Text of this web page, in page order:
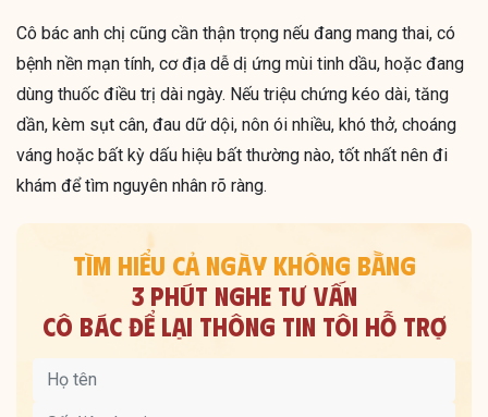
Cô bác anh chị cũng cần thận trọng nếu đang mang thai, có
bệnh nền mạn tính, cơ địa dễ dị ứng mùi tinh dầu, hoặc đang
dùng thuốc điều trị dài ngày. Nếu triệu chứng kéo dài, tăng
dần, kèm sụt cân, đau dữ dội, nôn ói nhiều, khó thở, choáng
váng hoặc bất kỳ dấu hiệu bất thường nào, tốt nhất nên đi
khám để tìm nguyên nhân rõ ràng.
TÌM HIỂU CẢ NGÀY KHÔNG BẰNG
3 PHÚT NGHE TƯ VẤN
CÔ BÁC ĐỂ LẠI THÔNG TIN TÔI HỖ TRỢ